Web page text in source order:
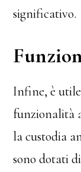
significativo.
Infine, è
funzionalità
la custodia
sono dotati